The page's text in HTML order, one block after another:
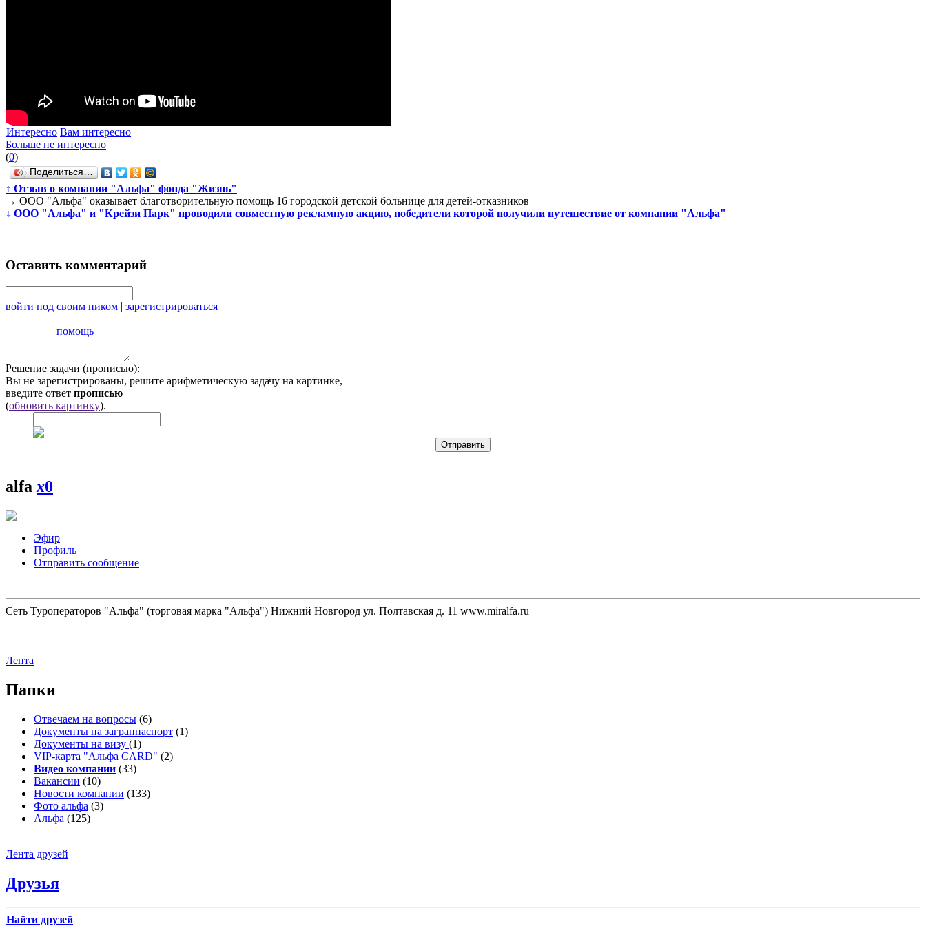
Интересно Вам интересно
Больше не интересно
(0)
Поделиться…
↑ Отзыв о компании "Альфа" фонда "Жизнь"
→ ООО "Альфа" оказывает благотворительную помощь 16 городской детской больнице для детей-отказников
↓ ООО "Альфа" и "Крейзи Парк" проводили совместную рекламную акцию, победители которой получили путешествие от компании "Альфа"
Оставить комментарий
войти под своим ником | зарегистрироваться
помощь
Решение задачи (прописью):
Вы не зарегистрированы, решите арифметическую задачу на картинке,
введите ответ прописью
(обновить картинку).
alfax0
Эфир
Профиль
Отправить сообщение
Сеть Туроператоров "Альфа" (торговая марка "Альфа") Нижний Новгород ул. Полтавская д. 11 www.miralfa.ru
Лента
Папки
Отвечаем на вопросы (6)
Документы на загранпаспорт (1)
Документы на визу (1)
VIP-карта "Альфа CARD" (2)
Видео компании (33)
Вакансии (10)
Новости компании (133)
Фото альфа (3)
Альфа (125)
Лента друзей
Друзья
Найти друзей